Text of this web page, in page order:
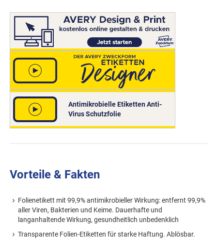
Antimikrobielle Etiketten Anti-
Virus Schutzfolie
Vorteile & Fakten
Folienetikett mit 99,9% antimikrobieller Wirkung: entfernt 99,9%
aller Viren, Bakterien und Keime. Dauerhafte und
langanhaltende Wirkung, gesundheitlich unbedenklich
Transparente Folien-Etiketten für starke Haftung. Ablösbar.